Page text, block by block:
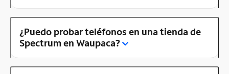
¿Puedo probar teléfonos en una tienda de
Spectrum en Waupaca?